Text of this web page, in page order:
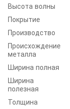
Высота волны
Покрытие
Производство
Происхождение
металла
Ширина полная
Ширина
полезная
Толщина